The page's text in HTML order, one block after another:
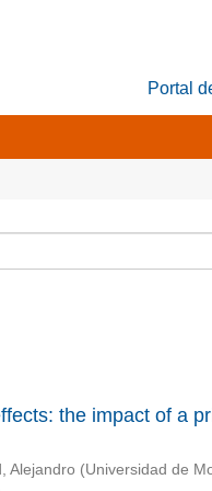
Portal
the impact of a
Alejandro (Universidad de